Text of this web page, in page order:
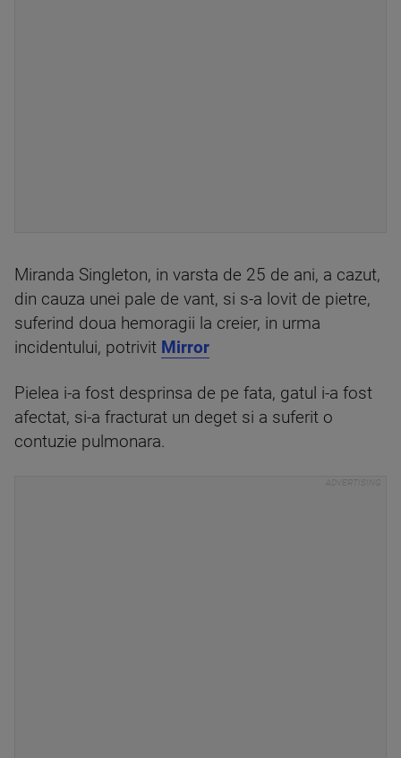
Miranda Singleton, in varsta de 25 de ani, a cazut,
din cauza unei pale de vant, si s-a lovit de pietre,
suferind doua hemoragii la creier, in urma
incidentului, potrivit Mirror
Pielea i-a fost desprinsa de pe fata, gatul i-a fost
afectat, si-a fracturat un deget si a suferit o
contuzie pulmonara.